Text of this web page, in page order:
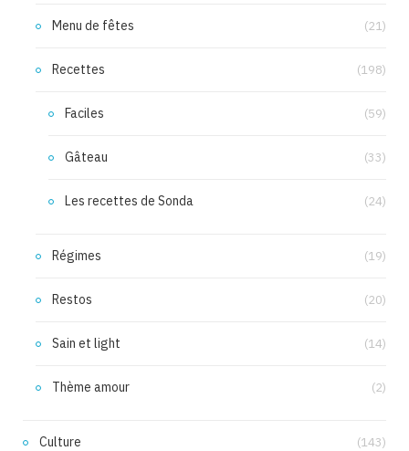
Menu de fêtes (21)
Recettes (198)
Faciles (59)
Gâteau (33)
Les recettes de Sonda (24)
Régimes (19)
Restos (20)
Sain et light (14)
Thème amour (2)
Culture (143)